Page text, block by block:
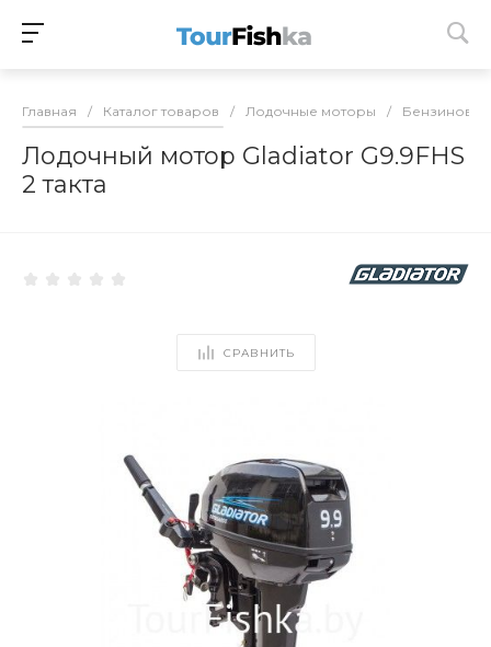
Главная / Каталог товаров / Лодочные моторы /
Лодочный мотор Gladiator G9.9FHS
2 такта
СРАВНИТЬ